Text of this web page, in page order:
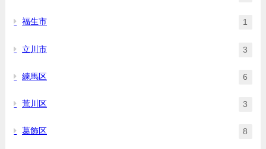
福生市 1
立川市 3
練馬区 6
荒川区 3
葛飾区 8